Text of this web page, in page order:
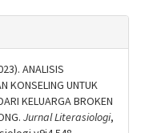
ANALISIS
KONSELING UNTUK
KELUARGA BROKEN
Jurnal Literasiologi,